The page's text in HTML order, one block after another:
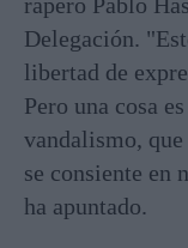
Delegación.
libertad de
Pero una cosa
vandalismo,
se consiente en
ha apuntado.